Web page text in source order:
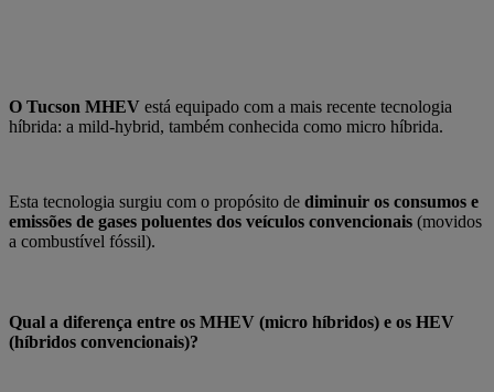
O Tucson MHEV está equipado com a mais recente tecnologia
híbrida: a mild-hybrid, também conhecida como micro híbrida.
Esta tecnologia surgiu com o propósito de diminuir os consumos e
emissões de gases poluentes dos veículos convencionais (movidos
a combustível fóssil).
Qual a diferença entre os MHEV (micro híbridos) e os HEV
(híbridos convencionais)?